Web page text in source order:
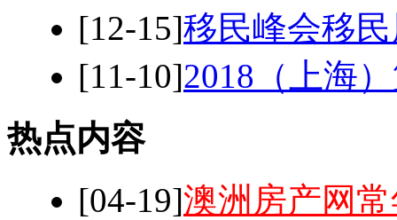
[12-15]移民峰会移
[11-10]2018（上海
热点内容
[04-19]澳洲房产网